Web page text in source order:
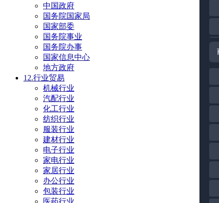
中国政府
国务院国家局
国家部委
国务院事业
国务院办事
国家信息中心
地方政府
12.行业贸易
机械行业
汽配行业
化工行业
纺织行业
服装行业
建材行业
电子行业
家电行业
家居行业
办公行业
包装行业
医药行业